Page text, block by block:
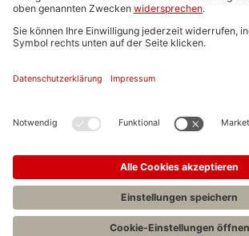
FAQs
Impressum
Stellenangebote C.H.BECK